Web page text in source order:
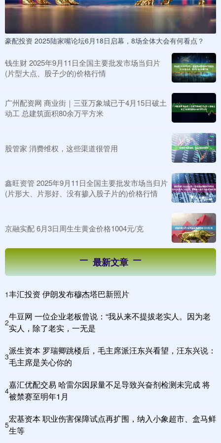
豪配投资 2025陆家嘴论坛6月18日启幕，8场全体大会有何看点？
钱生财 2025年9月11日全国主要批发市场当归片
(片型大点、股子少的)价格行情
广州配资网 商业街｜三亚万象城已于4月15日破土
动工 总建筑面积80余万平方米
股管家 消费维权，这些渠道很管用
鑫旺资管 2025年9月11日全国主要批发市场当归片
(片形大、片形好、没有掺入股子片的)价格行情
京融实配 6月3日周生生黄金价格1004元/克
最新文章
1丰汇投资 伊朗发布穆杰塔巴新照片
2
牛豆网 一位企业老板曾说：“我从来不提拔老实人。因为老
实人，除了老实，一无是
3
派生资本 罗瑞卿跳楼后，毛主席派汪东兴看望，汪东兴说：
毛主席是关心你的
4
嘉汇优配交易 哈雷尔因尿量不足导致兴奋剂检测未完成 将
被禁赛至明年1月
5
宏基资本 职业伤害保障试点再扩围，纳入小象超市、盒马鲜
生等